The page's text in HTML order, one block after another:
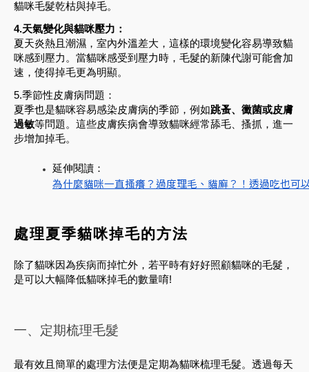
貓咪毛髮乾枯與掉毛。
4.天氣變化與貓咪壓力：
夏天炎熱且潮濕，室內外溫差大，這樣的環境變化容易導致貓
咪感到壓力。當貓咪感受到壓力時，毛髮的新陳代謝可能會加
速，使得掉毛更為明顯。
5.季節性皮膚病問題：
夏季也是貓咪容易感染皮膚病的季節，例如跳蚤、黴菌或皮膚
過敏等問題。這些皮膚疾病會導致貓咪經常舔毛、搔抓，進一
步增加掉毛。
延伸閱讀：
為什麼貓咪一直搔癢？過度理毛、貓廯？！透過吃也可
處理夏季貓咪掉毛的方法
除了貓咪因為疾病而掉忙外，若平時有好好照顧貓咪的毛髮，
是可以大幅降低貓咪掉毛的數量唷!
一、定期梳理毛髮
最有效且簡單的處理方法便是定期為貓咪梳理毛髮。透過每天